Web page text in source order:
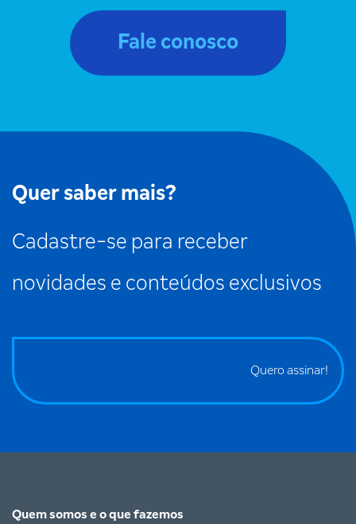
Fale conosco
Quer saber mais?
Cadastre-se para receber
novidades e conteúdos exclusivos
Quero assinar!
Quem somos e o que fazemos